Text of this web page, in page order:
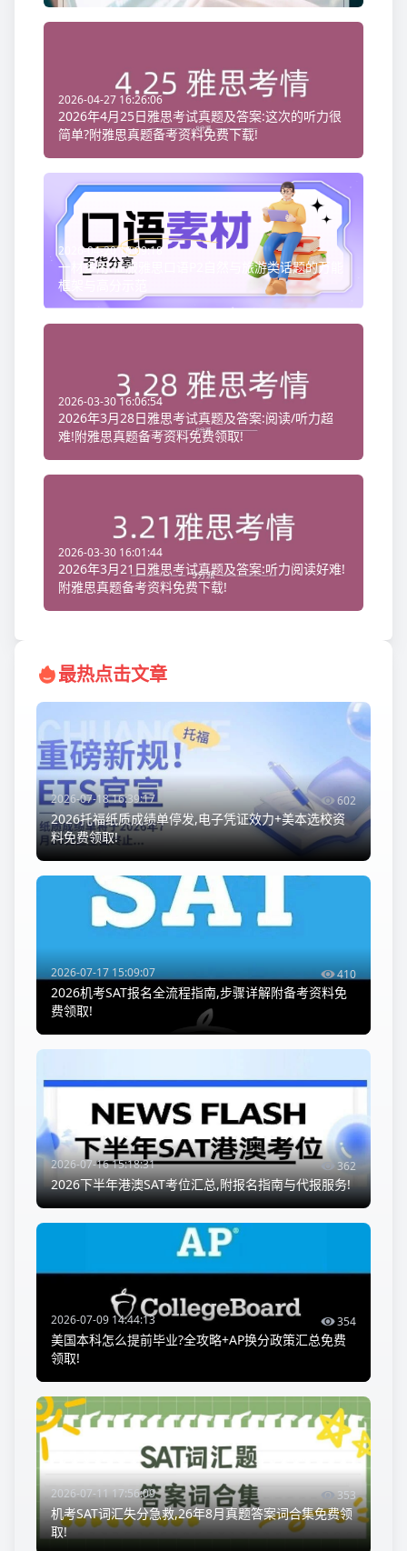
2026-04-27 16:26:06
2026年4月25日雅思考试真题及答案:这次的听力很
简单?附雅思真题备考资料免费下载!
2026-04-20 18:09:18
一材多用:征服雅思口语P2自然与旅游类话题的万能
框架与高分示范
2026-03-30 16:06:54
2026年3月28日雅思考试真题及答案:阅读/听力超
难!附雅思真题备考资料免费领取!
2026-03-30 16:01:44
2026年3月21日雅思考试真题及答案:听力阅读好难!
附雅思真题备考资料免费下载!
最热点击文章
2026-07-18 16:39:17 602
2026托福纸质成绩单停发,电子凭证效力+美本选校资
料免费领取!
2026-07-17 15:09:07 410
2026机考SAT报名全流程指南,步骤详解附备考资料免
费领取!
2026-07-16 15:18:31 362
2026下半年港澳SAT考位汇总,附报名指南与代报服务!
2026-07-09 14:44:13 354
美国本科怎么提前毕业?全攻略+AP换分政策汇总免费
领取!
2026-07-11 17:56:09 353
机考SAT词汇失分急救,26年8月真题答案词合集免费领
取!